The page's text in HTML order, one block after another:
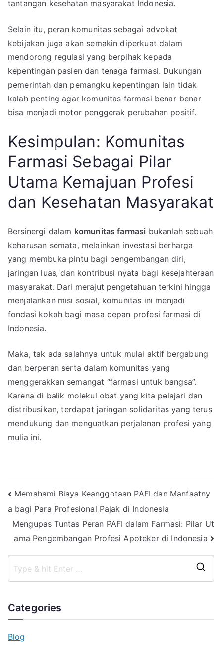
tantangan kesehatan masyarakat Indonesia.
Selain itu, peran komunitas sebagai advokat
kebijakan juga akan semakin diperkuat dalam
mendorong regulasi yang berpihak kepada
kepentingan pasien dan tenaga farmasi. Dukungan
pemerintah dan pemangku kepentingan lain tidak
kalah penting agar komunitas farmasi benar-benar
bisa menjadi motor penggerak perubahan positif.
Kesimpulan: Komunitas
Farmasi Sebagai Pilar
Utama Kemajuan Profesi
dan Kesehatan Masyarakat
Bersinergi dalam komunitas farmasi bukanlah sebuah
keharusan semata, melainkan investasi berharga
yang membuka pintu bagi pengembangan diri,
jaringan luas, dan kontribusi nyata bagi kesejahteraan
masyarakat. Dari merajut pengetahuan terkini hingga
menjalankan misi sosial, komunitas ini menjadi
fondasi kokoh bagi masa depan profesi farmasi di
Indonesia.
Maka, tak ada salahnya untuk mulai aktif bergabung
dan berperan serta dalam komunitas yang
menggerakkan semangat “farmasi untuk bangsa”.
Karena di balik molekul obat yang kita pelajari dan
distribusikan, terdapat jaringan solidaritas yang terus
mendukung dan menguatkan perjalanan profesi yang
mulia ini.
Post
navigation
Memahami Biaya Keanggotaan PAFI dan Manfaatny
a bagi Para Profesional Pajak di Indonesia
Mengupas Tuntas Peran PAFI dalam Farmasi: Pilar Ut
ama Pengembangan Profesi Apoteker di Indonesia
Categories
Blog